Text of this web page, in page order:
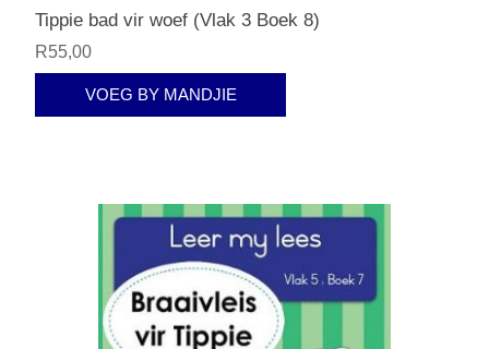
Tippie bad vir woef (Vlak 3 Boek 8)
R55,00
VOEG BY MANDJIE